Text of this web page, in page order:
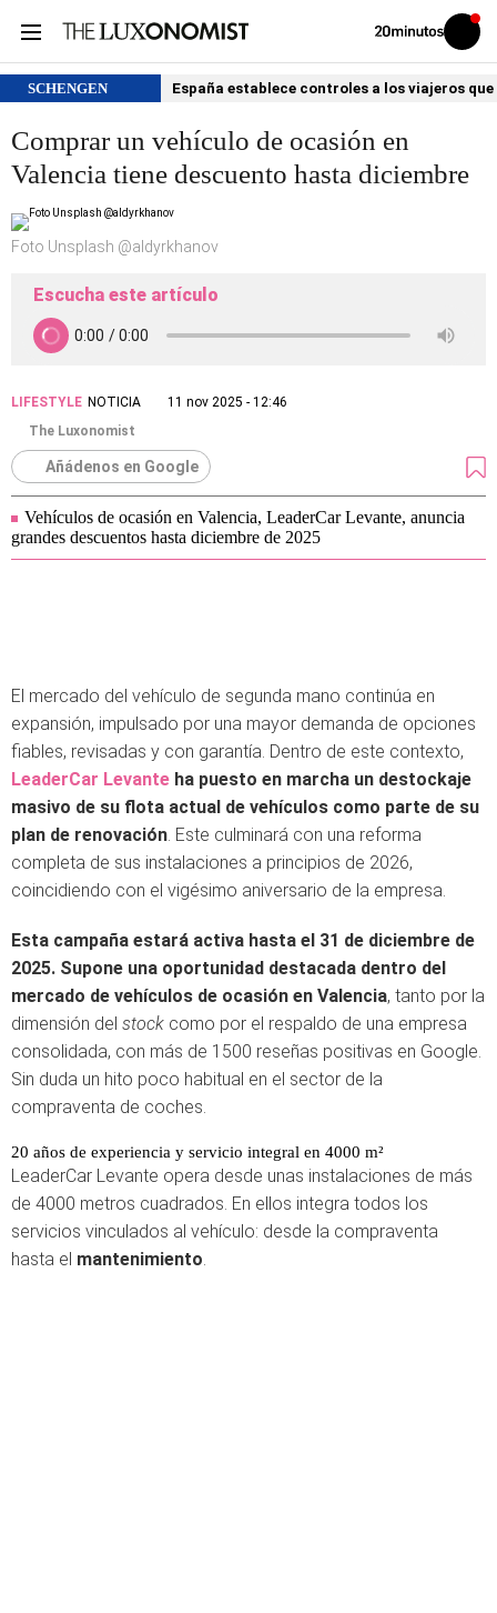
Volver
Iniciar
sesión
SCHENGEN España establece controles a los viajeros
Comprar un vehículo de ocasión en
Valencia tiene descuento hasta diciembre
Foto Unsplash @aldyrkhanov
Escucha este artículo
LIFESTYLE NOTICIA
11 nov 2025 - 12:46
The Luxonomist
Añádenos en Google
Vehículos de ocasión en Valencia, LeaderCar Levante, anuncia
grandes descuentos hasta diciembre de 2025
El mercado del vehículo de segunda mano continúa en
expansión, impulsado por una mayor demanda de opciones
fiables, revisadas y con garantía. Dentro de este contexto,
LeaderCar Levante ha puesto en marcha un destockaje
masivo de su flota actual de vehículos como parte de su
plan de renovación. Este culminará con una reforma
completa de sus instalaciones a principios de 2026,
coincidiendo con el vigésimo aniversario de la empresa.
Esta campaña estará activa hasta el 31 de diciembre de
2025. Supone una oportunidad destacada dentro del
mercado de vehículos de ocasión en Valencia, tanto por la
dimensión del stock como por el respaldo de una empresa
consolidada, con más de 1500 reseñas positivas en Google.
Sin duda un hito poco habitual en el sector de la
compraventa de coches.
20 años de experiencia y servicio integral en 4000 m²
LeaderCar Levante opera desde unas instalaciones de más
de 4000 metros cuadrados. En ellos integra todos los
servicios vinculados al vehículo: desde la compraventa
hasta el mantenimiento.